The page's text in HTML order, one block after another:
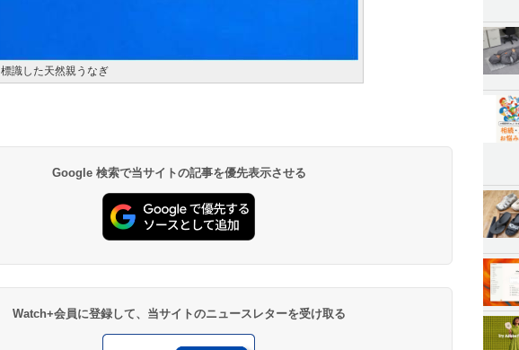
標識した天然親うなぎ
Google 検索で当サイトの記事を優先表示させる
Watch+会員に登録して、当サイトのニュースレターを受け取る